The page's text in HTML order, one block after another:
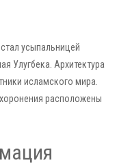
усыпальницей
Улугбека. Архитектура
исламского мира.
расположены